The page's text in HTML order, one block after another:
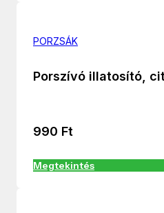
PORZSÁK
Porszívó illatosító,
990 Ft
Megtekintés